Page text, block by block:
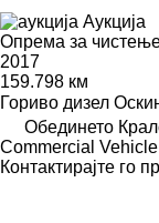
Аукција
Опрема за
2017
159.798 км
Гориво дизел
Обединето
Commercial
Контактирајте го